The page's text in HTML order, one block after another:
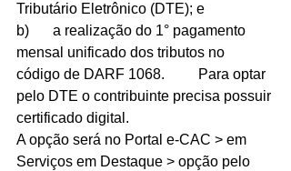
Tributário Eletrônico (DTE); e
b)	a realização do 1° pagamento
mensal unificado dos tributos no
código de DARF 1068.	Para optar
pelo DTE o contribuinte precisa possuir
A opção será no Portal e-CAC > em
Serviços em Destaque > opção pelo